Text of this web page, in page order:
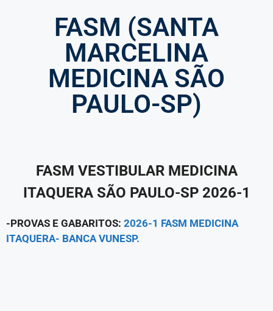
FASM (SANTA
MARCELINA
MEDICINA SÃO
PAULO-SP)
FASM VESTIBULAR MEDICINA
ITAQUERA SÃO PAULO-SP 2026-1
-PROVAS E GABARITOS: 2026-1 FASM MEDICINA
ITAQUERA- BANCA VUNESP.